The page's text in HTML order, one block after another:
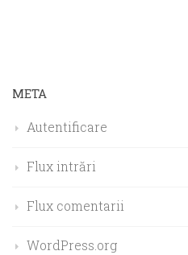
META
Autentificare
Flux intrări
Flux comentarii
WordPress.org